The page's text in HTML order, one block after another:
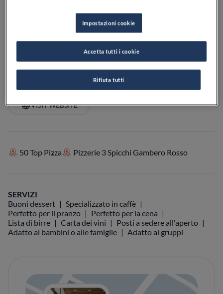
VEDI SULLA MAPPA
VISIT WEBSITE
50 Top Pizza Pizzerie 3 Spicchi Gambero Rosso
SERVIZI
Buoni dessert
Specializzato in caffè
Perfetto per il pranzo
Perfetto per la cena
Lista di birre
Carta dei vini
Posti a sedere all'aperto
Adatto ai bambini o alle famiglie
Adatto ai gruppi
Impostazioni cookie
Rifiuta tutti
Accetta tutti i cookie